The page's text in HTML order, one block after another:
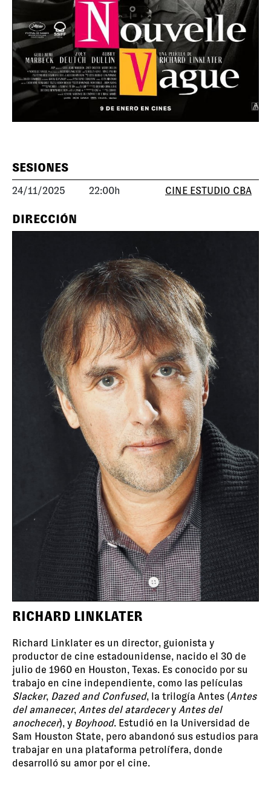
SESIONES
24/11/2025 22:00h CINE ESTUDIO CBA
DIRECCIÓN
RICHARD LINKLATER
Richard Linklater es un director, guionista y
productor de cine estadounidense, nacido el 30 de
julio de 1960 en Houston, Texas. Es conocido por su
trabajo en cine independiente, como las películas
Slacker, Dazed and Confused, la trilogía Antes (Antes
del amanecer, Antes del atardecery Antes del
anochecer), y Boyhood. Estudió en la Universidad de
Sam Houston State, pero abandonó sus estudios para
trabajar en una plataforma petrolífera, donde
desarrolló su amor por el cine.